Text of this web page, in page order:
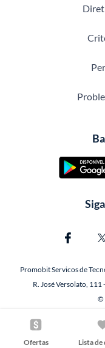
Ofertas Lista de
Promobit Servicos de
R. José Versolato, 111
©